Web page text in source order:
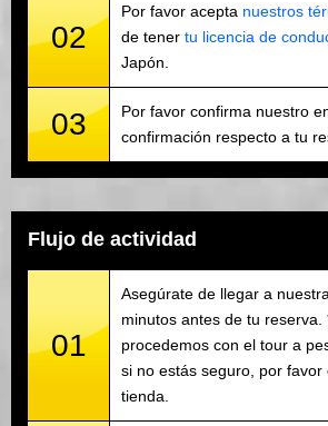
02
Por favor acepta nuestros
de tener tu licencia de
Japón.
03
Por favor confirma nuestro
confirmación respecto a tu
Flujo de actividad
01
Asegúrate de llegar a
minutos antes de tu reserva.
procedemos con el tour a
si no estás seguro, por favor
tienda.